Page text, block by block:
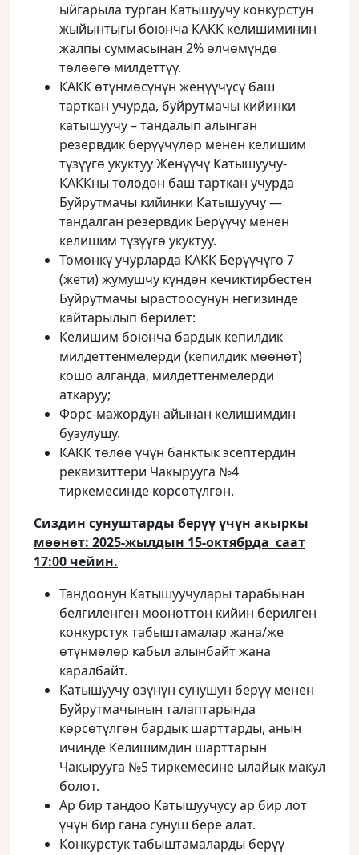
ыйгарыла турган Катышуучу конкурстун
жыйынтыгы боюнча КАКК келишиминин
жалпы суммасынан 2% өлчөмүндө
төлөөгө милдеттүү.
КАКК өтүнмөсүнүн жеңүүчүсү баш
тарткан учурда, буйрутмачы кийинки
катышуучу – тандалып алынган
резервдик берүүчүлөр менен келишим
түзүүгө укуктуу Женүүчү Катышуучу-
КАККны төлодөн баш тарткан учурда
Буйрутмачы кийинки Катышуучу —
тандалган резервдик Берүүчу менен
келишим түзүүгө укуктуу.
Төмөнкү учурларда КАКК Берүүчүгө 7
(жети) жумушчу күндөн кечиктирбестен
Буйрутмачы ырастоосунун негизинде
кайтарылып берилет:
Келишим боюнча бардык кепилдик
милдеттенмелерди (кепилдик мөөнөт)
кошо алганда, милдеттенмелерди
аткаруу;
Форс-мажордун айынан келишимдин
бузулушу.
КАКК төлөө үчүн банктык эсептердин
реквизиттери Чакырууга №4
тиркемесинде көрсөтүлгөн.
Сиздин сунуштарды берүү үчүн акыркы
мөөнөт: 2025-жылдын 15-октябрда саат
17:00 чейин.
Тандоонун Катышуучулары тарабынан
белгиленген мөөнөттөн кийин берилген
конкурстук табыштамалар жана/же
өтүнмөлөр кабыл алынбайт жана
каралбайт.
Катышуучу өзүнүн сунушун берүү менен
Буйрутмачынын талаптарында
көрсөтүлгөн бардык шарттарды, анын
ичинде Келишимдин шарттарын
Чакырууга №5 тиркемесине ылайык макул
болот.
Ар бир тандоо Катышуучусу ар бир лот
үчүн бир гана сунуш бере алат.
Конкурстук табыштамаларды берүү